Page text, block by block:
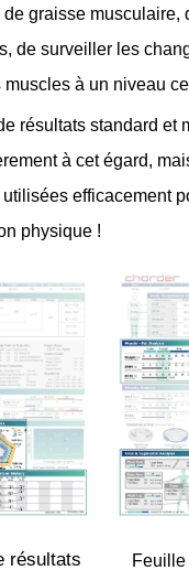
de graisse musculaire,
de surveiller les
muscles à un niveau
résultats standard et
à cet égard,
efficacement
physique !
résultats